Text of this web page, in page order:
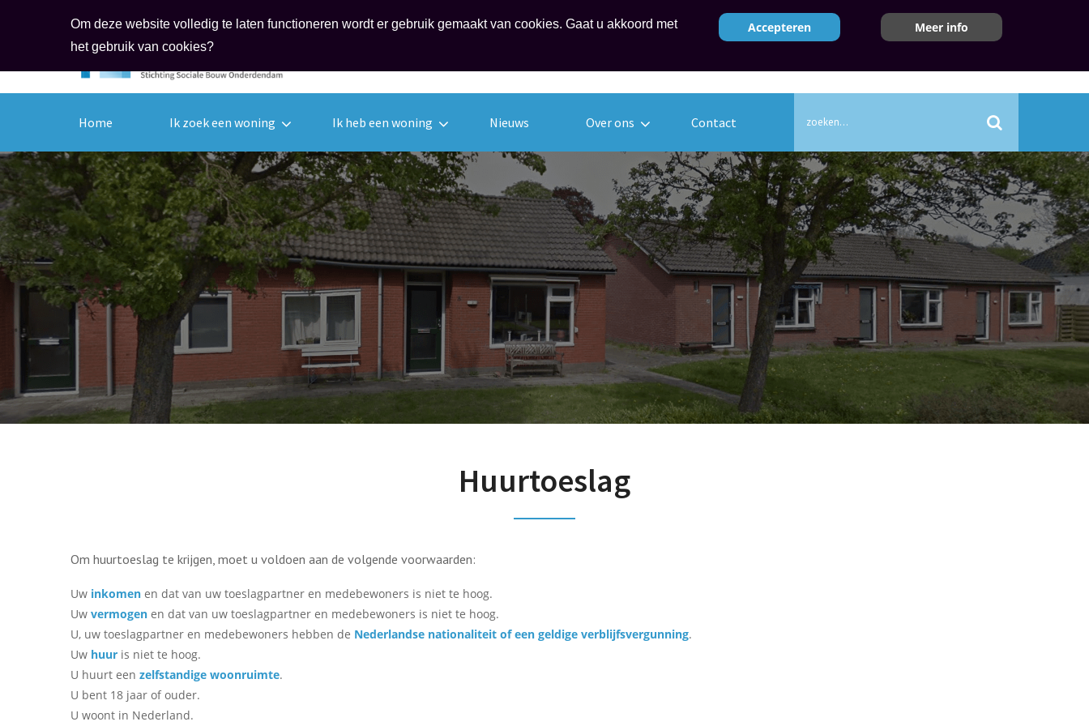
Telefoonnummer
E-mailadres
Home Ik zoek een woning Ik heb een woning Nieuws Over ons Contact
Huurtoeslag
Om huurtoeslag te krijgen, moet u voldoen aan de volgende voorwaarden:
Uw inkomen en dat van uw toeslagpartner en medebewoners is niet te hoog.
Uw vermogen en dat van uw toeslagpartner en medebewoners is niet te hoog.
U, uw toeslagpartner en medebewoners hebben de Nederlandse nationaliteit of een geldige verblijfsvergunning.
Uw huur is niet te hoog.
U huurt een zelfstandige woonruimte.
U bent 18 jaar of ouder.
U woont in Nederland.
Om deze website volledig te laten functioneren wordt er gebruik gemaakt van cookies. Gaat u akkoord met
het gebruik van cookies?
Accepteren Meer info